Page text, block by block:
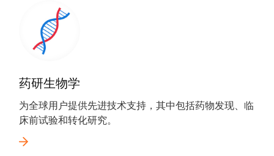
药研生物学
为全球用户提供先进技术支持，其中包括药物发现、临
床前试验和转化研究。